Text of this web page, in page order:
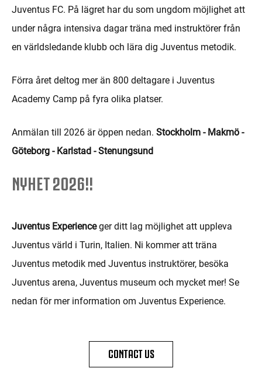
Juventus FC. På lägret har du som ungdom möjlighet att
under några intensiva dagar träna med instruktörer från
en världsledande klubb och lära dig Juventus metodik.
Förra året deltog mer än 800 deltagare i Juventus
Academy Camp på fyra olika platser.
Anmälan till 2026 är öppen nedan. Stockholm - Makmö -
Göteborg - Karlstad - Stenungsund
NYHET 2026!!
Juventus Experienceger ditt lag möjlighet att uppleva
Juventus värld i Turin, Italien. Ni kommer att träna
Juventus metodik med Juventus instruktörer, besöka
Juventus arena, Juventus museum och mycket mer! Se
nedan för mer information om Juventus Experience.
CONTACT US